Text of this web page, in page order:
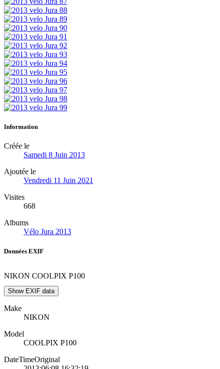
Information
Créée le
Samedi 8 Juin 2013
Ajoutée le
Vendredi 11 Juin 2021
Visites
668
Albums
Vélo Jura 2013
Données EXIF
NIKON COOLPIX P100
Show EXIF data
Make
NIKON
Model
COOLPIX P100
DateTimeOriginal